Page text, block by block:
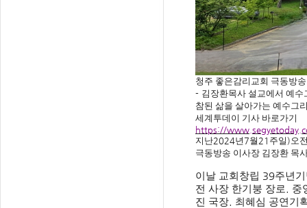
청주 좋은감리교회 극동방
- 김장환목사 설교에서 예
참된 삶을 살아가는 예수그
세계투데이 기사 바로가기
https://
지난2024년 7월 21 주일)오
극동방송 이사장 김장환 목
이날 교회창립 39주년
전 사장 한기붕 장로
중
진 국장
최혜심 공연기